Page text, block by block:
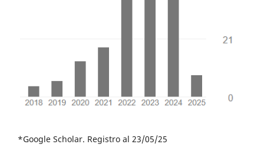
*Google Scholar. Registro al 23/05/25